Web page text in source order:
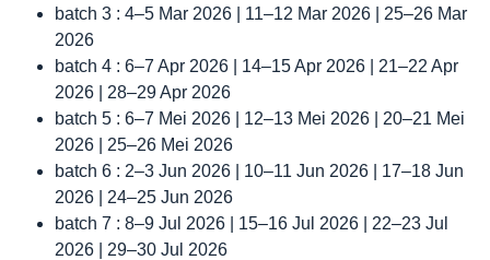
batch 3 : 4–5 Mar 2026 | 11–12 Mar 2026 | 25–26 Mar
2026
batch 4 : 6–7 Apr 2026 | 14–15 Apr 2026 | 21–22 Apr
2026 | 28–29 Apr 2026
batch 5 : 6–7 Mei 2026 | 12–13 Mei 2026 | 20–21 Mei
2026 | 25–26 Mei 2026
batch 6 : 2–3 Jun 2026 | 10–11 Jun 2026 | 17–18 Jun
2026 | 24–25 Jun 2026
batch 7 : 8–9 Jul 2026 | 15–16 Jul 2026 | 22–23 Jul
2026 | 29–30 Jul 2026